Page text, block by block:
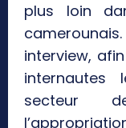
plus loin
interview,
secteur